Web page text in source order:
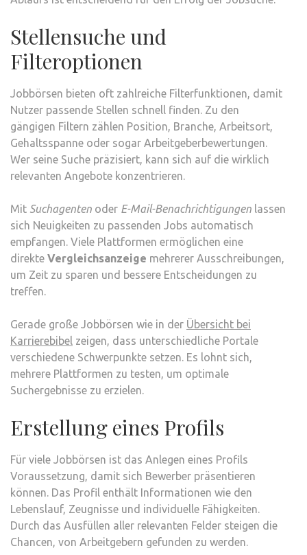
Stellensuche und
Filteroptionen
Jobbörsen bieten oft zahlreiche Filterfunktionen, damit
Nutzer passende Stellen schnell finden. Zu den
gängigen Filtern zählen Position, Branche, Arbeitsort,
Gehaltsspanne oder sogar Arbeitgeberbewertungen.
Wer seine Suche präzisiert, kann sich auf die wirklich
relevanten Angebote konzentrieren.
Mit Suchagenten oder E-Mail-Benachrichtigungen lassen
sich Neuigkeiten zu passenden Jobs automatisch
empfangen. Viele Plattformen ermöglichen eine
direkte Vergleichsanzeige mehrerer Ausschreibungen,
um Zeit zu sparen und bessere Entscheidungen zu
treffen.
Gerade große Jobbörsen wie in der Übersicht bei
Karrierebibel zeigen, dass unterschiedliche Portale
verschiedene Schwerpunkte setzen. Es lohnt sich,
mehrere Plattformen zu testen, um optimale
Suchergebnisse zu erzielen.
Erstellung eines Profils
Für viele Jobbörsen ist das Anlegen eines Profils
Voraussetzung, damit sich Bewerber präsentieren
können. Das Profil enthält Informationen wie den
Lebenslauf, Zeugnisse und individuelle Fähigkeiten.
Durch das Ausfüllen aller relevanten Felder steigen die
Chancen, von Arbeitgebern gefunden zu werden.